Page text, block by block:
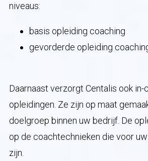
niveaus:
basis opleiding coaching
gevorderde opleiding
Daarnaast verzorgt Centalis ook in-
opleidingen. Ze zijn op maat
doelgroep binnen uw bedrijf. De
op de coachtechnieken die voor
zijn.